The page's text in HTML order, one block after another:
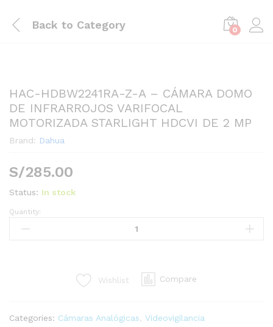
Back to Category 0
HAC-HDBW2241RA-Z-A – CÁMARA DOMO
DE INFRARROJOS VARIFOCAL
MOTORIZADA STARLIGHT HDCVI DE 2 MP
Brand: Dahua
S/285.00
Status: In stock
HAC-
HDBW2241RA-
INFRARROJOS
Quantity:
Wishlist Compare
Categories: Cámaras Analógicas Videovigilancia